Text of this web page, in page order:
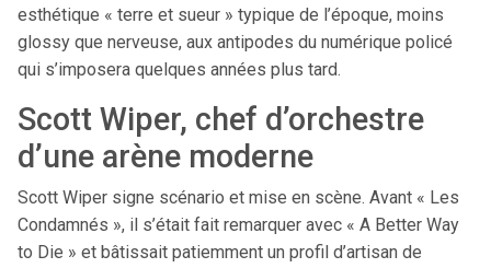
esthétique « terre et sueur » typique de l’époque, moins
glossy que nerveuse, aux antipodes du numérique policé
qui s’imposera quelques années plus tard.
Scott Wiper, chef d’orchestre
d’une arène moderne
Scott Wiper signe scénario et mise en scène. Avant « Les
Condamnés », il s’était fait remarquer avec « A Better Way
to Die » et bâtissait patiemment un profil d’artisan de